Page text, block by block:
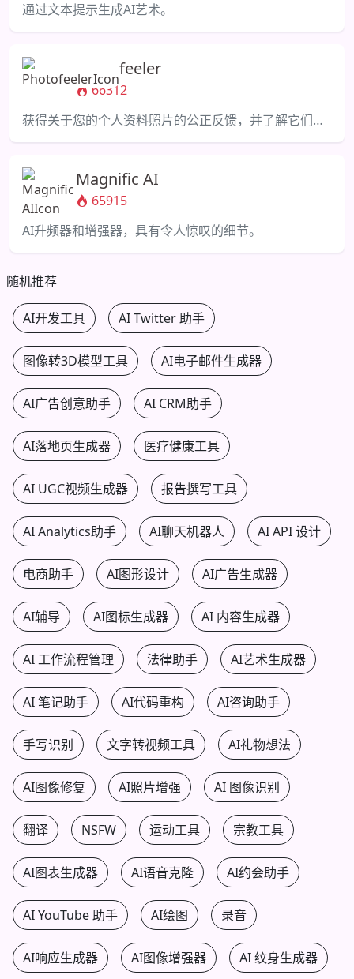
通过文本提示生成AI艺术。
Photofeeler
66312
获得关于您的个人资料照片的公正反馈，并了解它们产生的印象。
Magnific AI
65915
AI升频器和增强器，具有令人惊叹的细节。
随机推荐
AI开发工具 AI Twitter 助手
图像转3D模型工具 AI电子邮件生成器
AI广告创意助手 AI CRM助手
AI落地页生成器 医疗健康工具
AI UGC视频生成器 报告撰写工具
AI Analytics助手 AI聊天机器人 AI API 设计
电商助手 AI图形设计 AI广告生成器
AI辅导 AI图标生成器 AI 内容生成器
AI 工作流程管理 法律助手 AI艺术生成器
AI 笔记助手 AI代码重构 AI咨询助手
手写识别 文字转视频工具 AI礼物想法
AI图像修复 AI照片增强 AI 图像识别
翻译 NSFW 运动工具 宗教工具
AI图表生成器 AI语音克隆 AI约会助手
AI YouTube 助手 AI绘图 录音
AI响应生成器 AI图像增强器 AI 纹身生成器